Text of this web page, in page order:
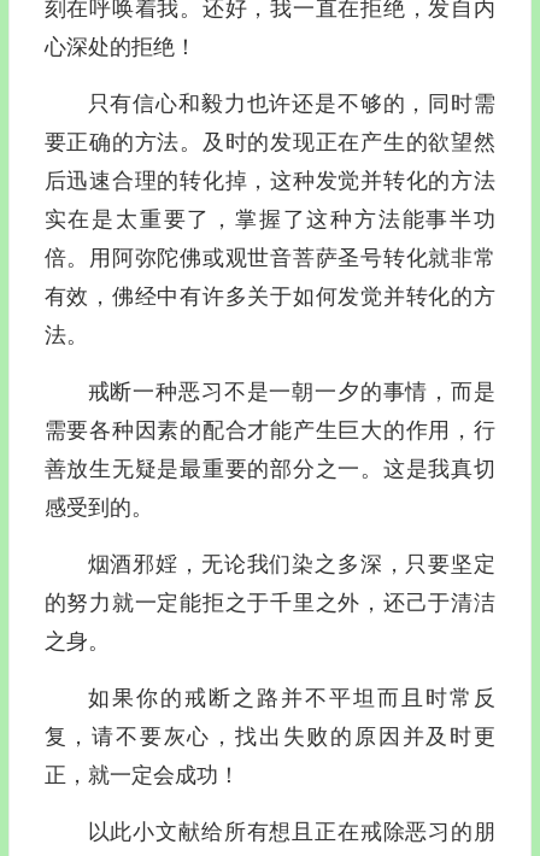
刻在呼唤着我。还好，我一直在拒绝，发自内
心深处的拒绝！
只有信心和毅力也许还是不够的，同时需
要正确的方法。及时的发现正在产生的欲望然
后迅速合理的转化掉，这种发觉并转化的方法
实在是太重要了，掌握了这种方法能事半功
倍。用阿弥陀佛或观世音菩萨圣号转化就非常
有效，佛经中有许多关于如何发觉并转化的方
法。
戒断一种恶习不是一朝一夕的事情，而是
需要各种因素的配合才能产生巨大的作用，行
善放生无疑是最重要的部分之一。这是我真切
感受到的。
烟酒邪婬，无论我们染之多深，只要坚定
的努力就一定能拒之于千里之外，还己于清洁
之身。
如果你的戒断之路并不平坦而且时常反
复，请不要灰心，找出失败的原因并及时更
正，就一定会成功！
以此小文献给所有想且正在戒除恶习的朋